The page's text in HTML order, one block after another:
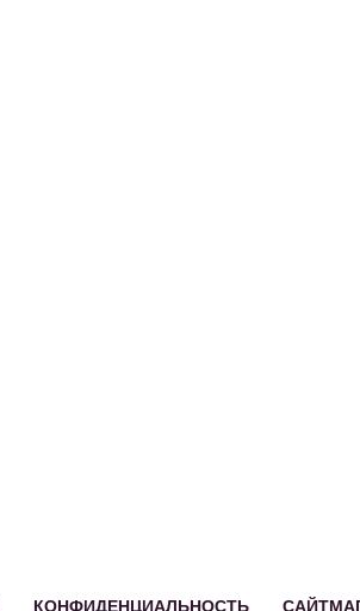
КОНФИДЕНЦИАЛЬНОСТЬ